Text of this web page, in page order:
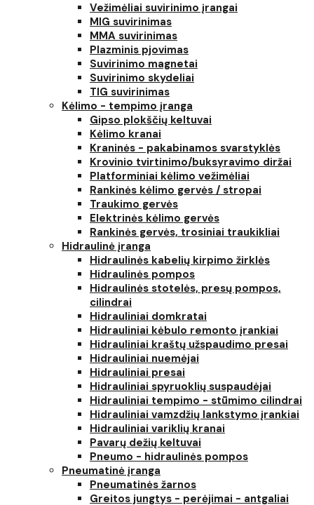
Vežimėliai suvirinimo įrangai
MIG suvirinimas
MMA suvirinimas
Plazminis pjovimas
Suvirinimo magnetai
Suvirinimo skydeliai
TIG suvirinimas
Kėlimo - tempimo įranga
Gipso plokščių keltuvai
Kėlimo kranai
Kraninės - pakabinamos svarstyklės
Krovinio tvirtinimo/buksyravimo diržai
Platforminiai kėlimo vežimėliai
Rankinės kėlimo gervės / stropai
Traukimo gervės
Elektrinės kėlimo gervės
Rankinės gervės, trosiniai traukikliai
Hidraulinė įranga
Hidraulinės kabelių kirpimo žirklės
Hidraulinės pompos
Hidraulinės stotelės, presų pompos,
cilindrai
Hidrauliniai domkratai
Hidrauliniai kėbulo remonto įrankiai
Hidrauliniai kraštų užspaudimo presai
Hidrauliniai nuemėjai
Hidrauliniai presai
Hidrauliniai spyruoklių suspaudėjai
Hidrauliniai tempimo - stūmimo cilindrai
Hidrauliniai vamzdžių lankstymo įrankiai
Hidrauliniai variklių kranai
Pavarų dežių keltuvai
Pneumo - hidraulinės pompos
Pneumatinė įranga
Pneumatinės žarnos
Greitos jungtys - perėjimai - antgaliai